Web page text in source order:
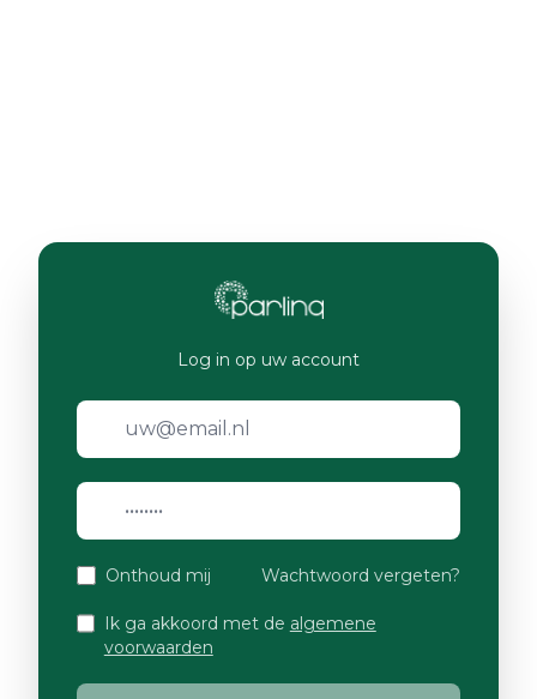
Log in op uw account
Onthoud mij Wachtwoord vergeten?
Ik ga akkoord met de algemene
voorwaarden